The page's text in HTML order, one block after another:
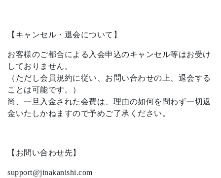
【キャンセル・退会について】
お客様のご都合による入会申込のキャンセル等はお受け
しておりません。
（ただし会員規約に従い、お問い合わせの上、退会する
ことは可能です。）
尚、一旦入金された会費は、理由の如何を問わず一切返
金いたしかねますので予めご了承ください。
【お問い合わせ先】
support@jinakanishi.com